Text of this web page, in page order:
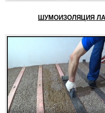
ШУМОИЗОЛЯЦИЯ